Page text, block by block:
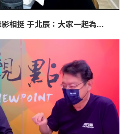
影相挺 于北辰：大家一起為...